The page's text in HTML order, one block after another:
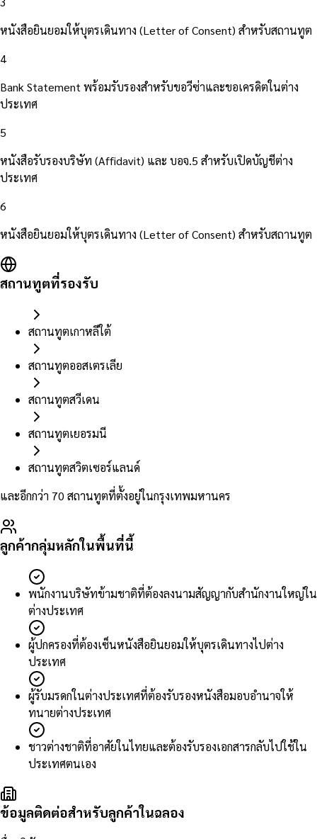
หนังสือยินยอมให้บุตรเดินทาง (Letter of Consent) สำหรับสถานทูต
4
Bank Statement พร้อมรับรองสำหรับขอวีซ่าและขอเครดิตในต่าง
ประเทศ
5
หนังสือรับรองบริษัท (Affidavit) และ บอจ.5 สำหรับเปิดบัญชีต่าง
ประเทศ
6
หนังสือยินยอมให้บุตรเดินทาง (Letter of Consent) สำหรับสถานทูต
สถานทูตที่รองรับ
สถานทูตเกาหลีใต้
สถานทูตออสเตรเลีย
สถานทูตสวีเดน
สถานทูตเยอรมนี
สถานทูตสวิตเซอร์แลนด์
และอีกกว่า 70 สถานทูตที่ตั้งอยู่ในกรุงเทพมหานคร
ลูกค้ากลุ่มหลักในพื้นที่นี้
พนักงานบริษัทข้ามชาติที่ต้องลงนามสัญญากับสำนักงานใหญ่ใน
ต่างประเทศ
ผู้ปกครองที่ต้องเซ็นหนังสือยินยอมให้บุตรเดินทางไปต่าง
ประเทศ
ผู้รับมรดกในต่างประเทศที่ต้องรับรองหนังสือมอบอำนาจให้
ทนายต่างประเทศ
ชาวต่างชาติที่อาศัยในไทยและต้องรับรองเอกสารกลับไปใช้ใน
ประเทศตนเอง
ข้อมูลติดต่อสำหรับลูกค้าในฉลอง